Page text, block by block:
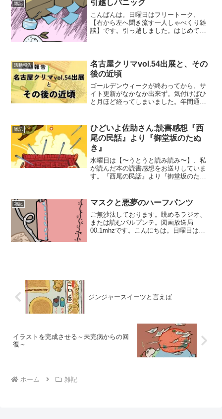
水面下であれやこれやジワ...
雑記 引越しパニック
こんばんは。日曜日はフリートーク、
【右から左へ聞き流す一人しゃべくり雑
談】です。引っ越しました。はじめての1
早く家を出たい思いは強か...
活動報告
名古屋クリマvol.54出展と、その
後の近頃
ゴールデンウィークが終わってから、サ
イト更新がなかなか出来ず。気付けばひ
と月ほど経ってしまいました。年間通し
とうございましたブースにお寄りくださ
り、ありがとうご...
雑記
ひどいよ佐助さん:読書感想『西
尾の民話』より『御堂坂のたぬ
き』
水曜日は【〜うとうと読み読み〜】、私
が読んだ本の読書感想をお送りしていま
す。『西尾の民話』より『御堂坂のたぬ
話』自体がおそらくレア物だと思いま
す。私が子供の頃に親戚の誰...
雑記 マスクと悪夢のハーフパンツ
ご無沙汰しております。眺めるラジオ、
または読むパルプンテ。図画放送局
00.1mhzです。こんにちは。日曜日はフ
ジンジャースイーツと言えば
イラストを完成させる～未完病からの回
復～
ホーム 雑記